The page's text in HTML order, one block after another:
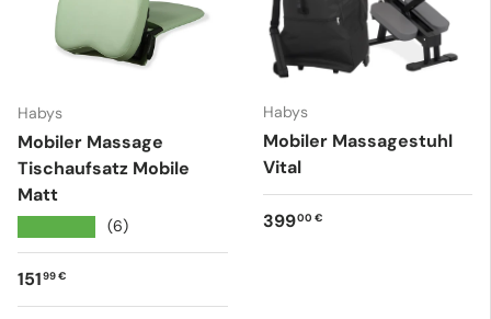
Habys
Mobiler Massage
Tischaufsatz Mobile
Matt
(6)
Normaler Preis
15199 €
Habys
Mobiler Massagestuhl
Vital
Normaler Preis
39900 €